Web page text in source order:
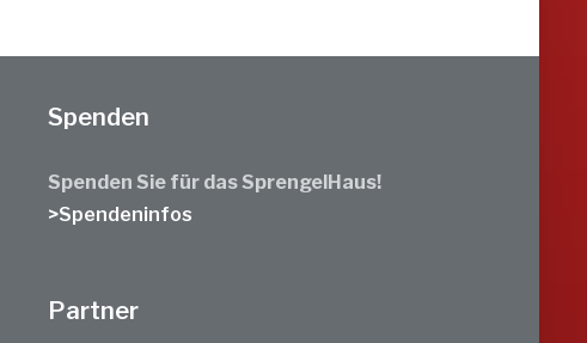
Spenden
Spenden Sie für das SprengelHaus!
>Spendeninfos
Partner